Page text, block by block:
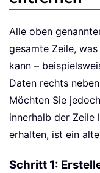
Alle oben
gesamte Zeile,
kann –
Daten rechts
Möchten Sie
innerhalb der Zeile
erhalten, ist ein
Schritt 1: